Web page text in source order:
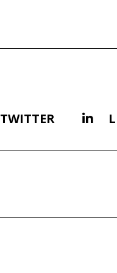
TWITTER